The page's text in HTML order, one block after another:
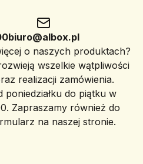
biuro@albox.pl
o naszych produktach?
wszelkie wątpliwości
realizacji zamówienia.
poniedziałku do piątku w
Zapraszamy również do
na naszej stronie.